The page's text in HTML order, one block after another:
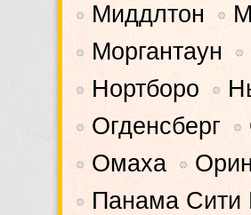
• Миддлтон •
• Моргантаун •
• Нортборо •
• Огденсберг •
• Омаха •
• Панама Сити